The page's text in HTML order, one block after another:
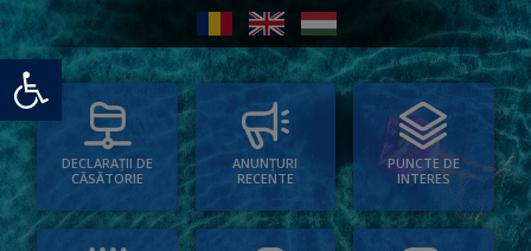
Deschide bara de unelte
DECLARAȚII DE
CĂSĂTORIE
ANUNȚURI
RECENTE
PUNCTE DE
INTERES